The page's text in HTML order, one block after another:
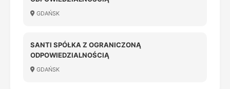
GDAŃSK
SANTI SPÓŁKA Z OGRANICZONĄ
ODPOWIEDZIALNOŚCIĄ
GDAŃSK